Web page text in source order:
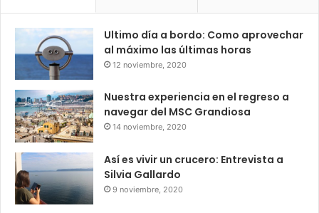
Ultimo día a bordo: Como aprovechar
al máximo las últimas horas
12 noviembre, 2020
Nuestra experiencia en el regreso a
navegar del MSC Grandiosa
14 noviembre, 2020
Así es vivir un crucero: Entrevista a
Silvia Gallardo
9 noviembre, 2020